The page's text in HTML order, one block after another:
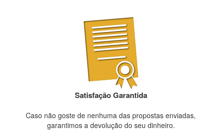
Satisfação Garantida
Caso não goste de nenhuma das propostas enviadas,
garantimos a devolução do seu dinheiro.